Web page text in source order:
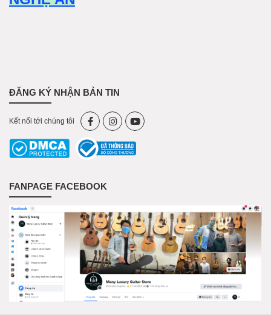
ĐĂNG KÝ NHẬN BẢN TIN
Kết nối tới chúng tôi
FANPAGE FACEBOOK